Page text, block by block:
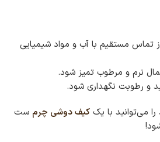
تماس مستقیم با آب و مواد شیمیایی
نرم و مرطوب تمیز شود.
و رطوبت نگهداری شود.
را می‌توانید با یک کیف دوشی چرم ست